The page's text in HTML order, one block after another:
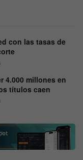
con las tasas de
4.000 millones en
títulos caen